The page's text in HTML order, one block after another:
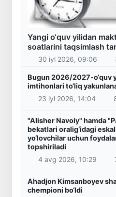
Yangi o‘quv yilidan
soatlarini taqsimlash
30 iyl 2026, 09:06
Bugun 2026/2027-o‘quv
imtihonlari to‘liq
23 iyl 2026, 14:04
"Alisher Navoiy" hamda
bekatlari oralig‘idagi
yo‘lovchilar uchun
topshiriladi
4 avg 2026, 10:29
Ahadjon Kimsanboyev
chempioni bo‘ldi